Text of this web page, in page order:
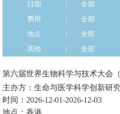
日期
全部
费用
全部
地点
全部
其他
全部
第六届世界生物科学与技术大会（
主办方：生命与医学科学创新研
时间：2026-12-01-2026-12-03